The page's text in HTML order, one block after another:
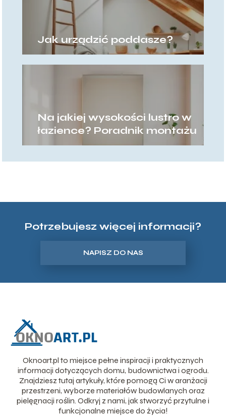
Jak urządzić poddasze?
Na jakiej wysokości lustro w
łazience? Poradnik montażu
Potrzebujesz więcej informacji?
NAPISZ DO NAS
Oknoart.pl to miejsce pełne inspiracji i praktycznych
informacji dotyczących domu, budownictwa i ogrodu.
Znajdziesz tutaj artykuły, które pomogą Ci w aranżacji
przestrzeni, wyborze materiałów budowlanych oraz
pielęgnacji roślin. Odkryj z nami, jak stworzyć przytulne i
funkcjonalne miejsce do życia!